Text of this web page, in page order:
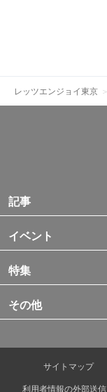
レッツエンジョイ東京
記事
イベント
特集
その他
サイトマップ
利用者情報の外部送信